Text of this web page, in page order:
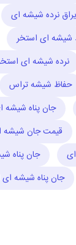
یراق نرده شیشه ای
شیشه ای استخر
نرده شیشه ای
حفاظ شیشه تراس
جان پناه شیشه
قیمت جان شیشه
جان پناه
جان پناه شیشه ای